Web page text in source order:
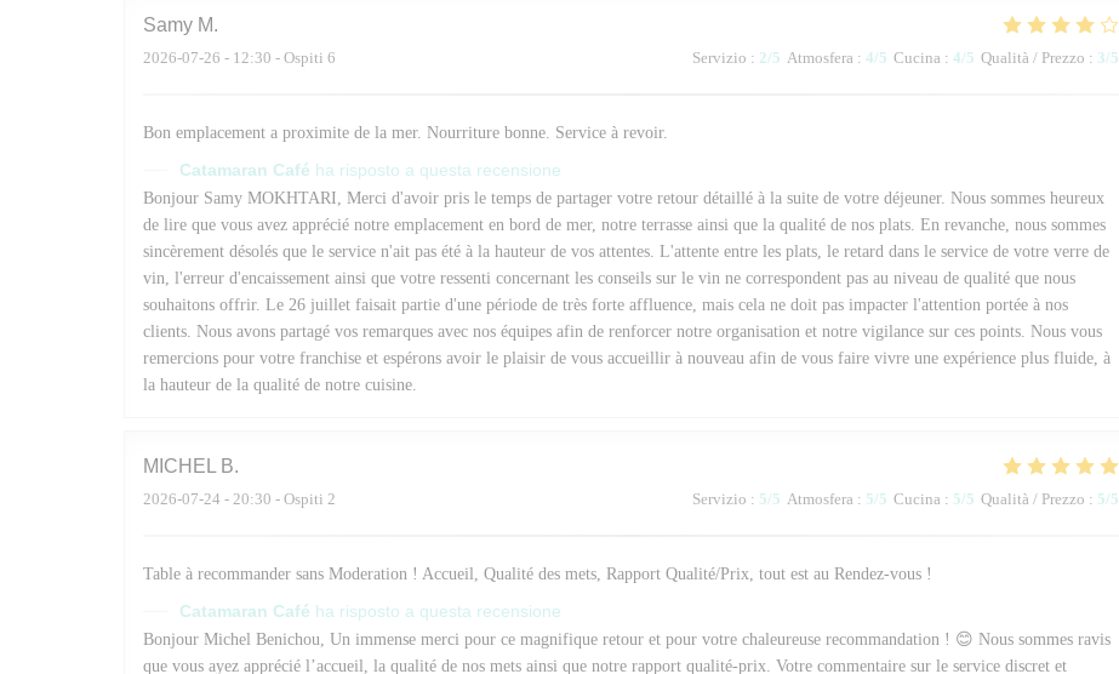
Samy M
2026-07-26 - 12:30 - Ospiti 6 Servizio : 2/5 Atmosfera : 4/5 Cucina : 4/5 Qualità / Prezzo : 3/5
Bon emplacement a proximite de la mer. Nourriture bonne. Service à revoir.
Catamaran Café ha risposto a questa recensione
Bonjour Samy MOKHTARI, Merci d'avoir pris le temps de partager votre retour détaillé à la suite de votre déjeuner. Nous sommes heureux
de lire que vous avez apprécié notre emplacement en bord de mer, notre terrasse ainsi que la qualité de nos plats. En revanche, nous sommes
sincèrement désolés que le service n'ait pas été à la hauteur de vos attentes. L'attente entre les plats, le retard dans le service de votre verre de
vin, l'erreur d'encaissement ainsi que votre ressenti concernant les conseils sur le vin ne correspondent pas au niveau de qualité que nous
souhaitons offrir. Le 26 juillet faisait partie d'une période de très forte affluence, mais cela ne doit pas impacter l'attention portée à nos
clients. Nous avons partagé vos remarques avec nos équipes afin de renforcer notre organisation et notre vigilance sur ces points. Nous vous
remercions pour votre franchise et espérons avoir le plaisir de vous accueillir à nouveau afin de vous faire vivre une expérience plus fluide, à
la hauteur de la qualité de notre cuisine.
MICHEL B
2026-07-24 - 20:30 - Ospiti 2 Servizio : 5/5 Atmosfera : 5/5 Cucina : 5/5 Qualità / Prezzo : 5/5
Table à recommander sans Moderation ! Accueil, Qualité des mets, Rapport Qualité/Prix, tout est au Rendez-vous !
Catamaran Café ha risposto a questa recensione
Bonjour Michel Benichou, Un immense merci pour ce magnifique retour et pour votre chaleureuse recommandation ! 😊 Nous sommes ravis
que vous ayez apprécié l’accueil, la qualité de nos mets ainsi que notre rapport qualité-prix. Votre commentaire sur le service discret et